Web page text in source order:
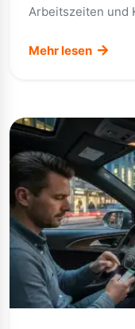
Arbeitszeiten und
Mehr lesen